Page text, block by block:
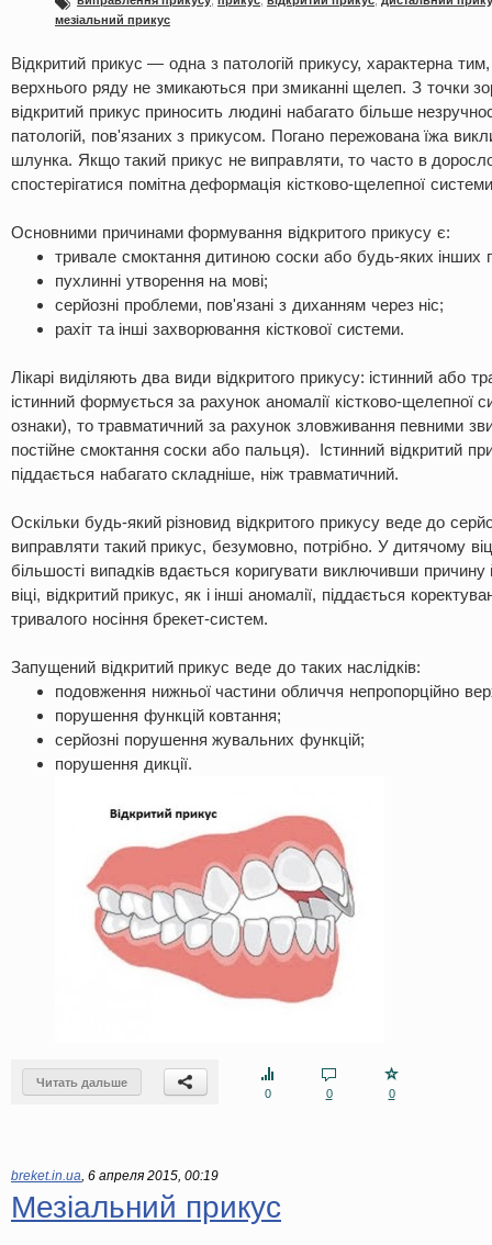
мезіальний прикус
Відкритий прикус — одна з патологій прикусу, характерна
верхнього ряду не змикаються при змиканні щелеп. З точки
відкритий прикус приносить людині набагато більше
патологій, пов'язаних з прикусом. Погано пережована їжа
шлунка. Якщо такий прикус не виправляти, то часто в
спостерігатися помітна деформація кістково-щелепної
Основними причинами формування відкритого прикусу є:
тривале смоктання дитиною соски або будь-яких інших
пухлинні утворення на мові;
серйозні проблеми, пов'язані з диханням через ніс;
рахіт та інші захворювання кісткової системи.
Лікарі виділяють два види відкритого прикусу: істинний або
істинний формується за рахунок аномалії кістково-щелепної
ознаки), то травматичний за рахунок зловживання певними
постійне смоктання соски або пальця). Істинний відкритий
піддається набагато складніше, ніж травматичний.
Оскільки будь-який різновид відкритого прикусу веде до
виправляти такий прикус, безумовно, потрібно. У дитячому
більшості випадків вдається коригувати виключивши
віці, відкритий прикус, як і інші аномалії, піддається
тривалого носіння брекет-систем.
Запущений відкритий прикус веде до таких наслідків:
подовження нижньої частини обличчя непропорційно
порушення функцій ковтання;
серйозні порушення жувальних функцій;
порушення дикції.
Читать дальше
0
0 0
breket.in.ua, 6 апреля 2015, 00:19
Мезіальний прикус